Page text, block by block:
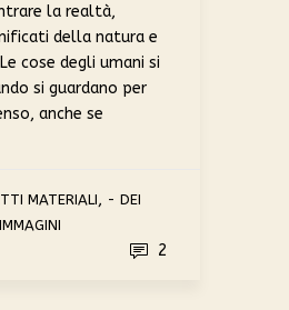
la realtà,
della natura e
cose degli umani si
si guardano per
anche se
MATERIALI, - DEI
2